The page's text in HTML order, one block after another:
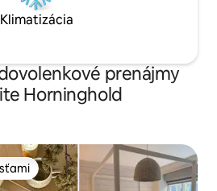
Klimatizácia
prenájmy
Horninghold
hosťami